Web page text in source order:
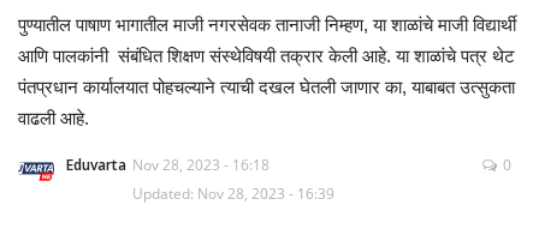
English Marathi
पुण्यातील पाषाण भागातील माजी नगरसेवक तानाजी निम्हण, या शाळांचे माजी विद्यार्थी
आणि पालकांनी संबंधित शिक्षण संस्थेविषयी तक्रार केली आहे. या शाळांचे पत्र थेट
पंतप्रधान कार्यालयात पोहचल्याने त्याची दखल घेतली जाणार का, याबाबत उत्सुकता
वाढली आहे.
Eduvarta Nov 28, 2023 - 16:18
Updated: Nov 28, 2023 - 16:39
0